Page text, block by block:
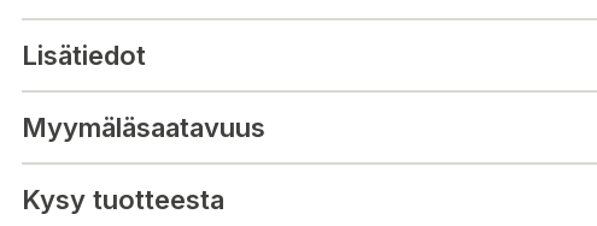
Lisätiedot
Myymäläsaatavuus
Kysy tuotteesta